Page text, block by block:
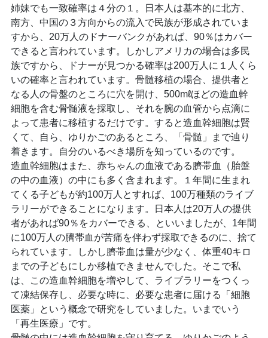
姉妹でも一致確率は４分の１。日本人は基本的に北方、
南方、中国の３方向からの流入で民族が形成されていま
すから、20万人のドナーバンクがあれば、90％はカバー
できると言われています。しかしアメリカの場合は多民
族ですから、ドナーが見つかる確率は200万人に１人くら
いの確率と言われています。骨髄移植の場合、提供者と
なる人の骨盤のところに穴を開け、500mℓほどの造血幹
細胞を含む骨髄液を採取し、それを腕の血管から点滴に
よって患者に移植するだけです。すると造血幹細胞は賢
くて、自ら、ゆりかごのあるところ、「骨髄」まで辿り
着きます。自分のいるべき場所を知っているのです。
造血幹細胞はまた、赤ちゃんの血液である臍帯血（胎盤
の中の血液）の中にも多く含まれます。１年間に生まれ
てくる子どもが約100万人とすれば、100万種類のライブ
ラリーができることになります。日本人は20万人の提供
者があれば90％をカバーできる、といいましたが、1年間
に100万人の臍帯血が苦痛を伴わず採取できるのに、捨て
られています。しかし臍帯血は量が少なく、体重40キロ
までの子どもにしか移植できませんでした。そこで私
は、この造血幹細胞を増やして、ライブラリーをつくっ
て凍結保存し、必要な時に、必要な患者に届ける「細胞
医薬」という概念で研究をしていました。いまでいう
「再生医療」です。